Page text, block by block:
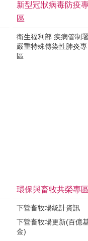
新型冠狀病毒防疫
區
衛生福利部 疾病管制
嚴重特殊傳染性肺炎專
區
環保與畜牧共榮專區
下營畜牧場統計資訊
下營畜牧場更新(百億
金)